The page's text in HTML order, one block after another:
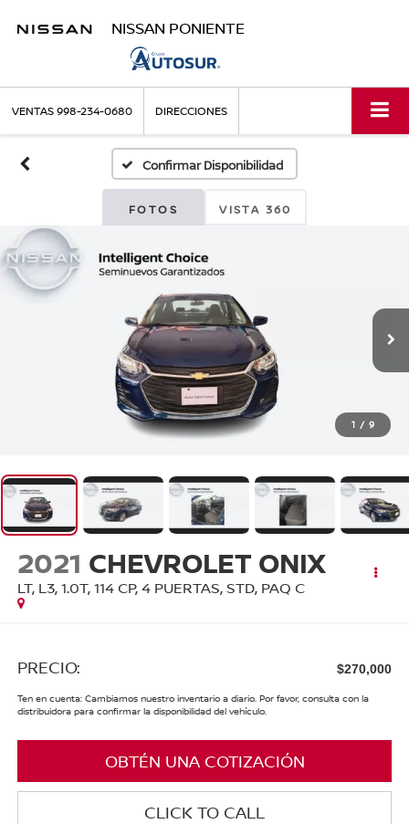
NISSAN PONIENTE
VENTAS998-234-0680 DIRECCIONES
Confirmar Disponibilidad
FOTOS VISTA 360
1 / 9
2021 CHEVROLET ONIX
LT, L3, 1.0T, 114 CP, 4 PUERTAS, STD, PAQ C
PRECIO: $270,000
Ten en cuenta: Cambiamos nuestro inventario a diario. Por favor, consulta con la
distribuidora para confirmar la disponibilidad del vehículo.
OBTÉN UNA COTIZACIÓN
CLICK TO CALL